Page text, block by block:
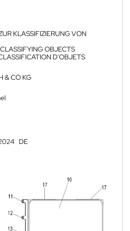
KLASSIFIZIERUNG VON
OBJECTS
D'OBJETS
& CO KG
DE